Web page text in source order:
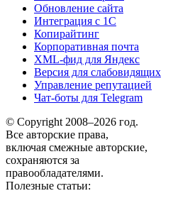
Обновление сайта
Интеграция с 1С
Копирайтинг
Корпоративная почта
XML-фид для Яндекс
Версия для слабовидящих
Управление репутацией
Чат-боты для Telegram
© Copyright 2008–2026 год.
Все авторские права,
включая смежные авторские,
сохраняются за
правообладателями.
Полезные статьи: